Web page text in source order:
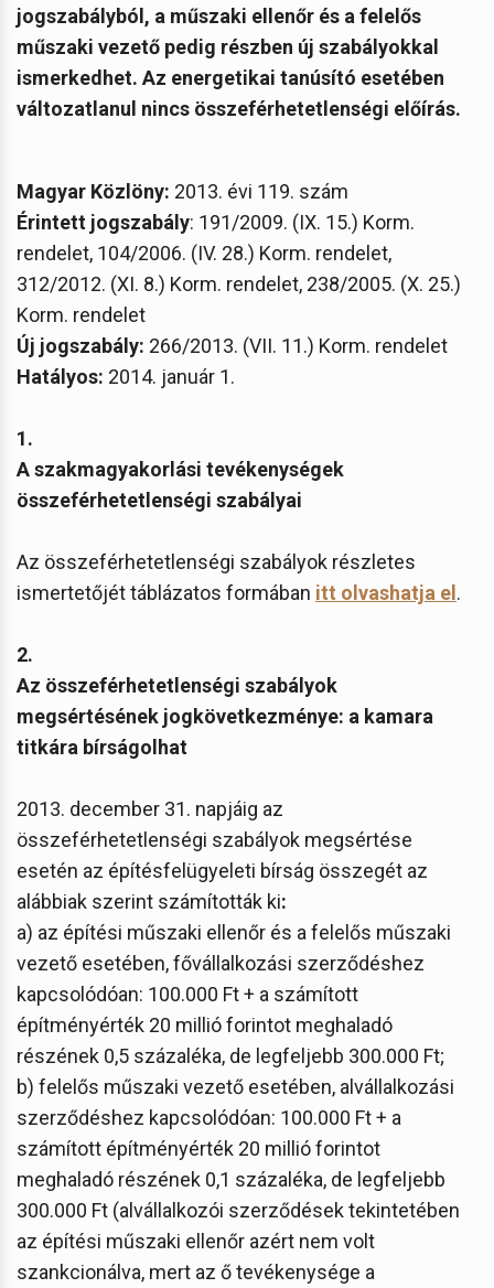
jogszabályból, a műszaki ellenőr és a felelős
műszaki vezető pedig részben új szabályokkal
ismerkedhet. Az energetikai tanúsító esetében
változatlanul nincs összeférhetetlenségi előírás.
Magyar Közlöny: 2013. évi 119. szám
Érintett jogszabály: 191/2009. (IX. 15.) Korm.
rendelet, 104/2006. (IV. 28.) Korm. rendelet,
312/2012. (XI. 8.) Korm. rendelet, 238/2005. (X. 25.)
Korm. rendelet
Új jogszabály: 266/2013. (VII. 11.) Korm. rendelet
Hatályos: 2014. január 1.
1.
A szakmagyakorlási tevékenységek
összeférhetetlenségi szabályai
Az összeférhetetlenségi szabályok részletes
ismertetőjét táblázatos formában itt olvashatja el.
2.
Az összeférhetetlenségi szabályok
megsértésének jogkövetkezménye: a kamara
titkára bírságolhat
2013. december 31. napjáig az
összeférhetetlenségi szabályok megsértése
esetén az építésfelügyeleti bírság összegét az
alábbiak szerint számították ki:
a) az építési műszaki ellenőr és a felelős műszaki
vezető esetében, fővállalkozási szerződéshez
kapcsolódóan: 100.000 Ft + a számított
építményérték 20 millió forintot meghaladó
részének 0,5 százaléka, de legfeljebb 300.000 Ft;
b) felelős műszaki vezető esetében, alvállalkozási
szerződéshez kapcsolódóan: 100.000 Ft + a
számított építményérték 20 millió forintot
meghaladó részének 0,1 százaléka, de legfeljebb
300.000 Ft (alvállalkozói szerződések tekintetében
az építési műszaki ellenőr azért nem volt
szankcionálva, mert az ő tevékenysége a